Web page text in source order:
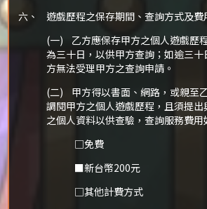
六、 遊戲歷程之保存期間、查詢方式及費
(一) 乙方應保存甲方之個人遊戲歷
為三十日，以供甲方查詢；如逾三
方無法受理甲方之查詢申請。
(二) 甲方得以書面、網路，或親至
調閱甲方之個人遊戲歷程，且須提
之個人資料以供查驗，查詢服務費用
□免費
■新台幣200元
□其他計費方式